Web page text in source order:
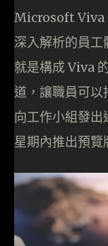
Microsoft Viva
深入解析的員
就是構成 Viva
道，讓職員可以
向工作小組發
星期內推出預覽